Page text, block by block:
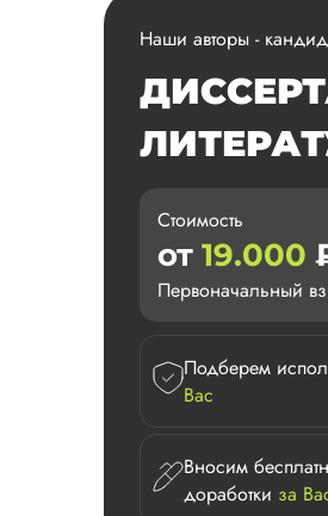
Наши авторы -
Стоимость
от 19.000
Первоначальный
Подберем
Вас
Вносим
доработки за